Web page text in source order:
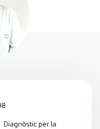
Diagnòstic per la